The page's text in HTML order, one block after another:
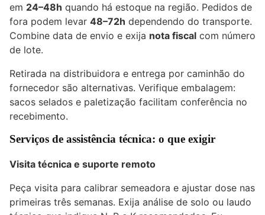
em 24–48h quando há estoque na região. Pedidos de
fora podem levar 48–72h dependendo do transporte.
Combine data de envio e exija nota fiscal com número
de lote.
Retirada na distribuidora e entrega por caminhão do
fornecedor são alternativas. Verifique embalagem:
sacos selados e paletização facilitam conferência no
recebimento.
Serviços de assistência técnica: o que exigir
Visita técnica e suporte remoto
Peça visita para calibrar semeadora e ajustar dose nas
primeiras três semanas. Exija análise de solo ou laudo